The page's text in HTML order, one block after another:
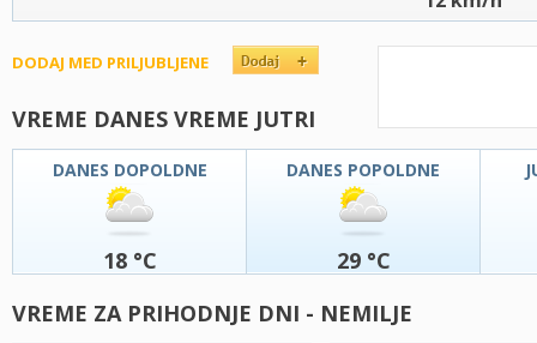
DODAJ MED PRILJUBLJENE
VREME DANES VREME JUTRI
DANES DOPOLDNE
18 °C
DANES POPOLDNE
29 °C
VREME ZA PRIHODNJE DNI - NEMILJE